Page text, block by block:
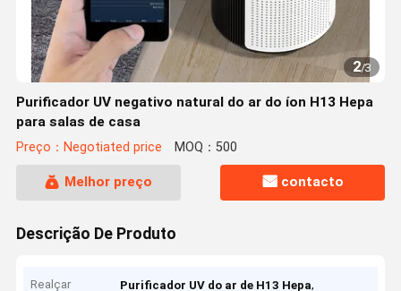
2/3
Purificador UV negativo natural do ar do íon H13 Hepa
para salas de casa
Preço：Negotiated price MOQ：500
Melhor preço contacto
Descrição De Produto
Realçar Purificador UV do ar de H13 Hepa,